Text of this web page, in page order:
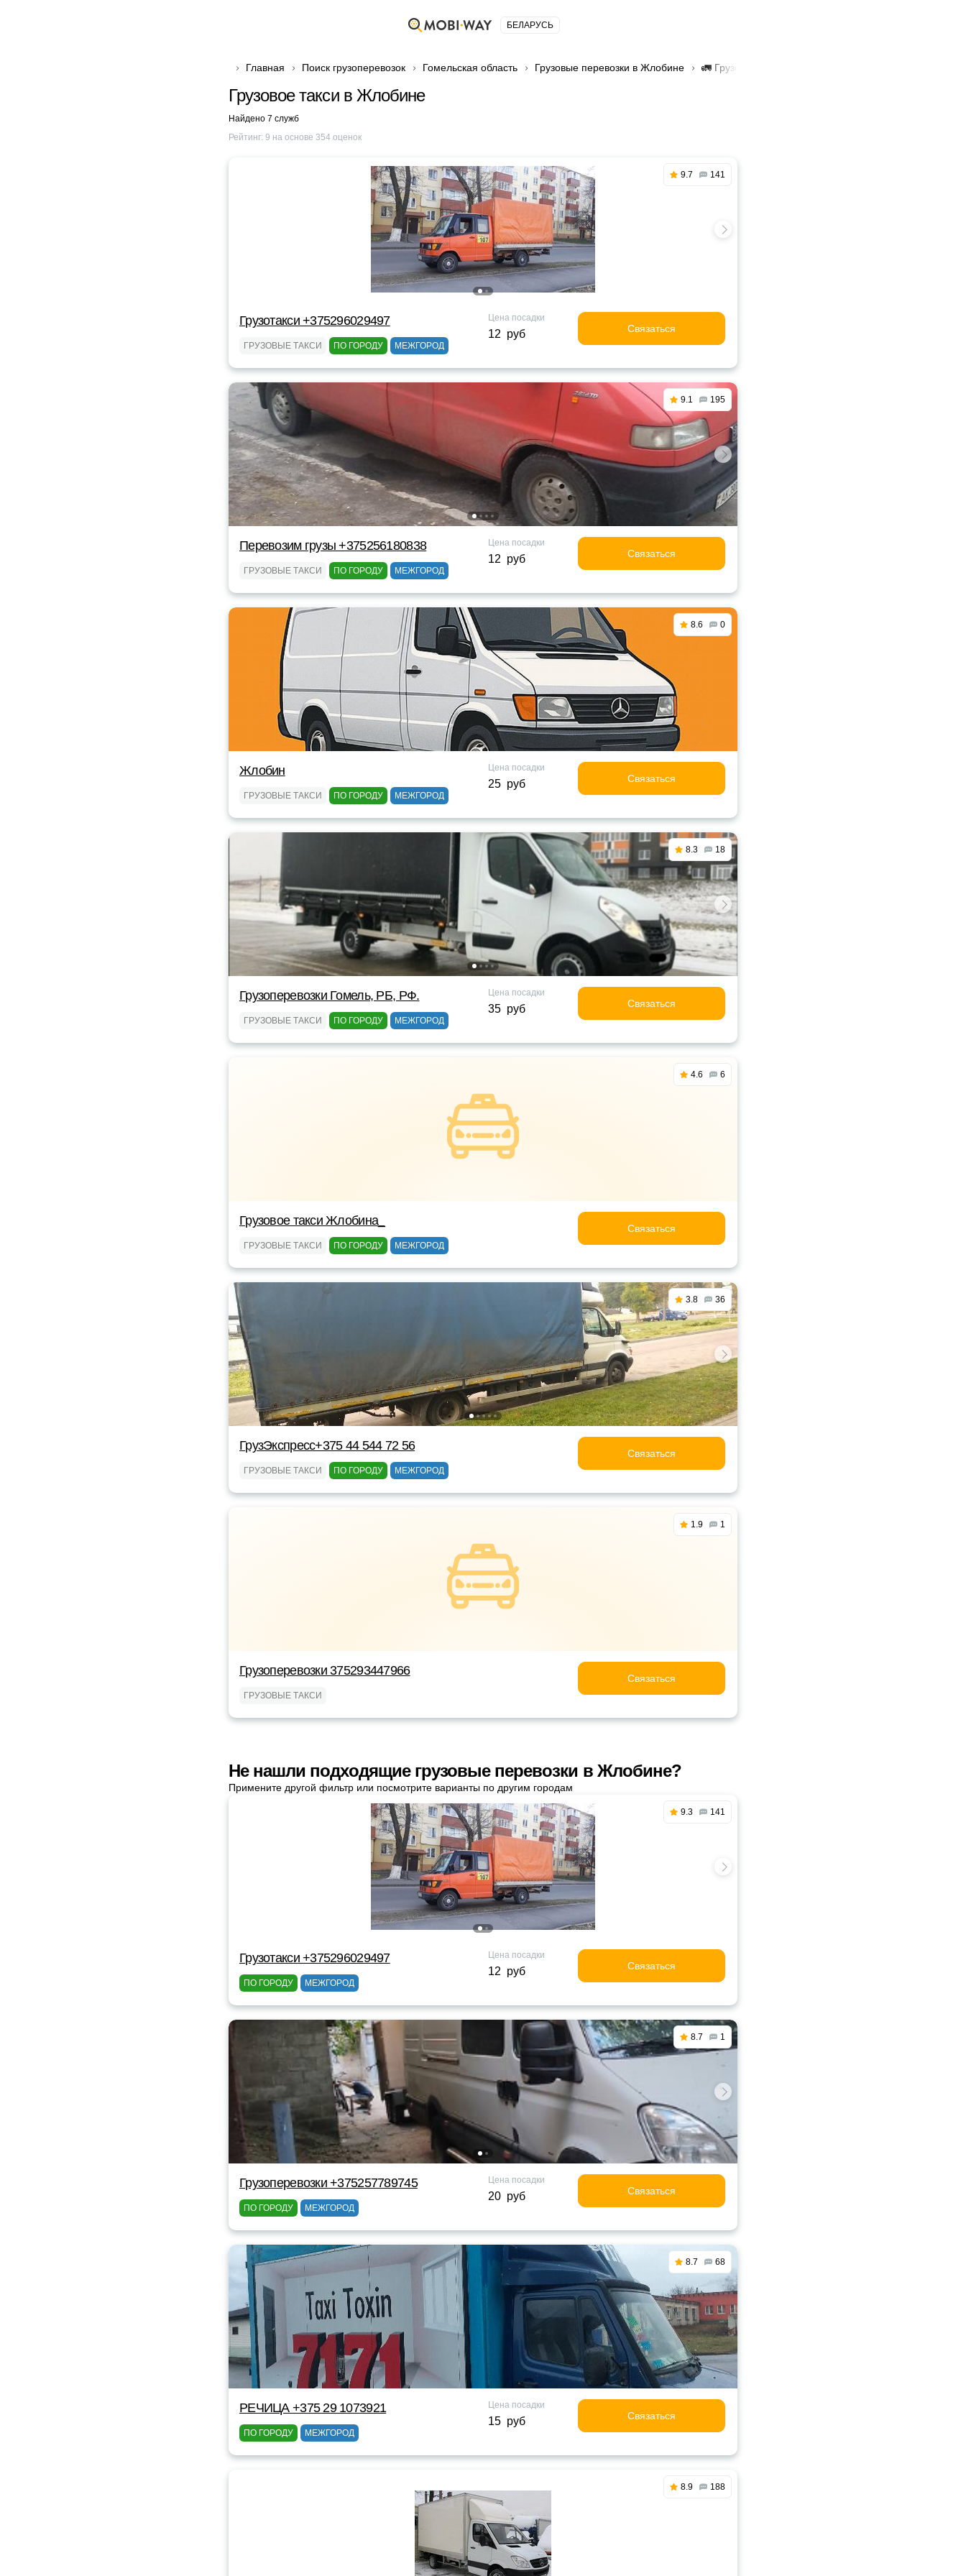
БЕЛАРУСЬ
Главная Поиск грузоперевозок Гомельская область Грузовые перевозки в Жлобине 🚛 Грузовое такси в Жлобине
Грузовое такси в Жлобине
Найдено 7 служб
Рейтинг: 9 на основе 354 оценок
9.7 141
Грузотакси +375296029497
ГРУЗОВЫЕ ТАКСИ ПО ГОРОДУ МЕЖГОРОД
Цена посадки
12 руб Связаться
9.1 195
Перевозим грузы +375256180838
ГРУЗОВЫЕ ТАКСИ ПО ГОРОДУ МЕЖГОРОД
Цена посадки
12 руб Связаться
8.6 0
Жлобин
ГРУЗОВЫЕ ТАКСИ ПО ГОРОДУ МЕЖГОРОД
Цена посадки
25 руб Связаться
8.3 18
Грузоперевозки Гомель, РБ, РФ.
ГРУЗОВЫЕ ТАКСИ ПО ГОРОДУ МЕЖГОРОД
Цена посадки
35 руб Связаться
4.6 6
Грузовое такси Жлобина_
ГРУЗОВЫЕ ТАКСИ ПО ГОРОДУ МЕЖГОРОД
Связаться
3.8 36
ГрузЭкспресс+375 44 544 72 56
ГРУЗОВЫЕ ТАКСИ ПО ГОРОДУ МЕЖГОРОД
Связаться
1.9 1
Грузоперевозки 375293447966
ГРУЗОВЫЕ ТАКСИ
Связаться
Не нашли подходящие грузовые перевозки в Жлобине?
Примените другой фильтр или посмотрите варианты по другим городам
9.3 141
Грузотакси +375296029497
ПО ГОРОДУ МЕЖГОРОД
Цена посадки
12 руб Связаться
8.7 1
Грузоперевозки +375257789745
ПО ГОРОДУ МЕЖГОРОД
Цена посадки
20 руб Связаться
8.7 68
РЕЧИЦА +375 29 1073921
ПО ГОРОДУ МЕЖГОРОД
Цена посадки
15 руб Связаться
8.9 188